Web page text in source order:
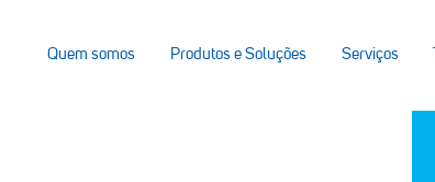
Quem somos Produtos e Soluções Serviços